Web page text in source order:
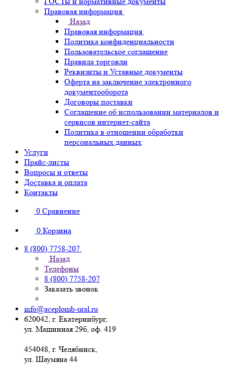
Правовая информация
Назад
Правовая информация
Политика конфиденциальности
Пользовательское соглашение
Правила торговли
Реквизиты и Уставные документы
Оферта на заключение электронного
документооборота
Договоры поставки
Соглашение об использовании материалов и
сервисов интернет-сайта
Политика в отношении обработки
персональных данных
Услуги
Прайс-листы
Вопросы и ответы
Доставка и оплата
Контакты
0 Сравнение
0 Корзина
8 (800) 7758-207
Назад
Телефоны
8 (800) 7758-207
Заказать звонок
info@aceplomb-ural.ru
620042, г. Екатеринбург,
ул. Машинная 29б, оф. 419
454048, г. Челябинск,
ул. Шаумяна 44